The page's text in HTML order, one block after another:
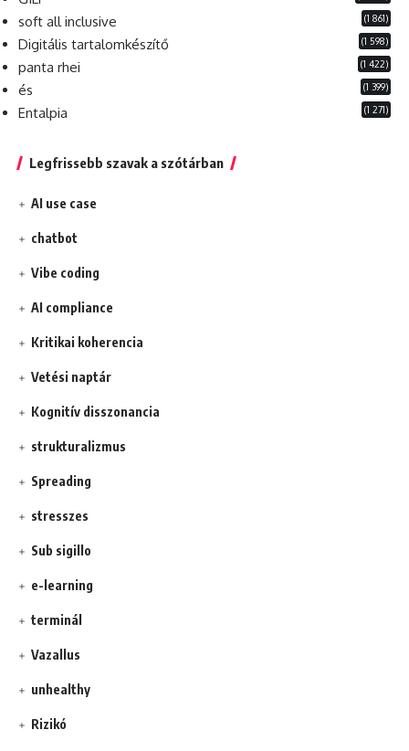
soft all inclusive (1 861)
Digitális tartalomkészítő (1 598)
panta rhei (1 422)
és (1 399)
Entalpia (1 271)
Legfrissebb szavak a szótárban
AI use case
chatbot
Vibe coding
AI compliance
Kritikai koherencia
Vetési naptár
Kognitív disszonancia
strukturalizmus
Spreading
stresszes
Sub sigillo
e-learning
terminál
Vazallus
unhealthy
Rizikó